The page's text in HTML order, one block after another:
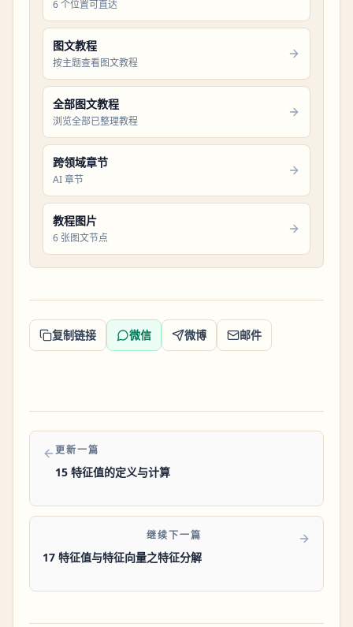
6 个位置可直达
图文教程
按主题查看图文教程
全部图文教程
浏览全部已整理教程
跨领域章节
AI 章节
教程图片
6 张图文节点
复制链接 微信 微博 邮件
更新一篇
15 特征值的定义与计算
继续下一篇
17 特征值与特征向量之特征分解